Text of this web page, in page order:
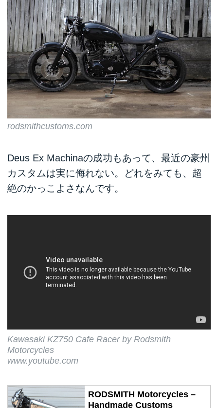
rodsmithcustoms.com
Deus Ex Machinaの成功もあって、最近の豪州
カスタムは実に侮れない。どれをみても、超
絶のかっこよさなんです。
Kawasaki KZ750 Cafe Racer by Rodsmith
Motorcycles
www.youtube.com
RODSMITH Motorcycles –
Handmade Customs